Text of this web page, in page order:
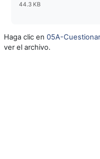
44.3 KB
Haga clic en 05A-
ver el archivo.